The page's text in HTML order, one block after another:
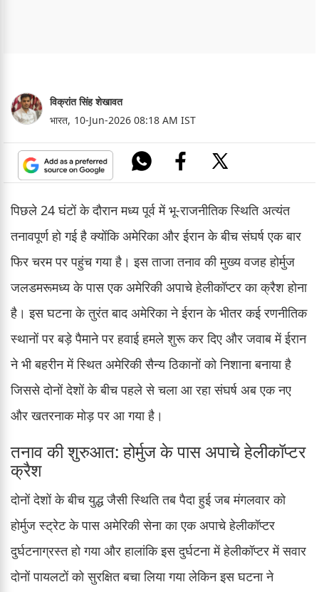
विक्रांत सिंह शेखावत
भारत, 10-Jun-2026 08:18 AM IST
पिछले 24 घंटों के दौरान मध्य पूर्व में भू-राजनीतिक स्थिति अत्यंत
तनावपूर्ण हो गई है क्योंकि अमेरिका और ईरान के बीच संघर्ष एक बार
फिर चरम पर पहुंच गया है। इस ताजा तनाव की मुख्य वजह होर्मुज
जलडमरूमध्य के पास एक अमेरिकी अपाचे हेलीकॉप्टर का क्रैश होना
है। इस घटना के तुरंत बाद अमेरिका ने ईरान के भीतर कई रणनीतिक
स्थानों पर बड़े पैमाने पर हवाई हमले शुरू कर दिए और जवाब में ईरान
ने भी बहरीन में स्थित अमेरिकी सैन्य ठिकानों को निशाना बनाया है
जिससे दोनों देशों के बीच पहले से चला आ रहा संघर्ष अब एक नए
और खतरनाक मोड़ पर आ गया है।
तनाव की शुरुआत: होर्मुज के पास अपाचे हेलीकॉप्टर
क्रैश
दोनों देशों के बीच युद्ध जैसी स्थिति तब पैदा हुई जब मंगलवार को
होर्मुज स्ट्रेट के पास अमेरिकी सेना का एक अपाचे हेलीकॉप्टर
दुर्घटनाग्रस्त हो गया और हालांकि इस दुर्घटना में हेलीकॉप्टर में सवार
दोनों पायलटों को सुरक्षित बचा लिया गया लेकिन इस घटना ने